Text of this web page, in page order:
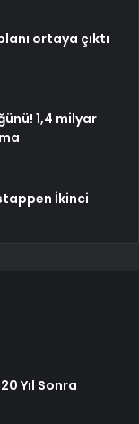
ortaya çıktı
1,4 milyar
İkinci
Yıl Sonra